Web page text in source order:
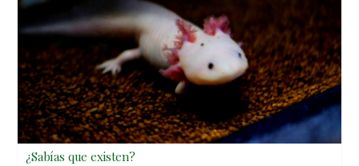
¿Sabías que existen?